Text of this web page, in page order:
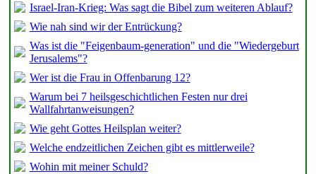
Israel-Iran-Krieg: Was sagt die Bibel zum weiteren Ablauf?
Wie nah sind wir der Entrückung?
Was ist die "Feigenbaum-generation" und die "Wiedergeburt
Jerusalems"?
Wer ist die Frau in Offenbarung 12?
Warum bei 7 heilsgeschichtlichen Festen nur drei
Wallfahrtanweisungen?
Wie geht Gottes Heilsplan weiter?
Welche endzeitlichen Zeichen gibt es mittlerweile?
Wohin mit meiner Schuld?